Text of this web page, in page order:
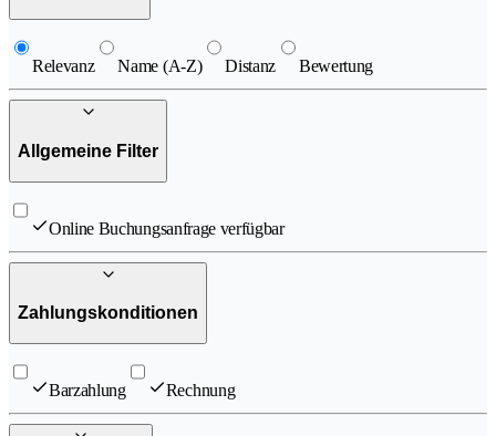
Relevanz Name (A-Z) Distanz Bewertung
Allgemeine Filter
Online Buchungsanfrage verfügbar
Zahlungskonditionen
Barzahlung Rechnung